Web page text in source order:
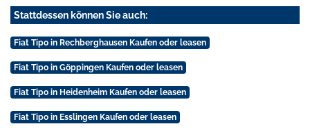
Stattdessen können Sie auch:
Fiat Tipo in Rechberghausen Kaufen oder leasen
Fiat Tipo in Göppingen Kaufen oder leasen
Fiat Tipo in Heidenheim Kaufen oder leasen
Fiat Tipo in Esslingen Kaufen oder leasen